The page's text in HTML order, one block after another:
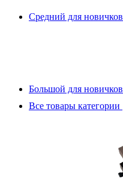
Средний для новичков
Большой для новичков
Все товары категории